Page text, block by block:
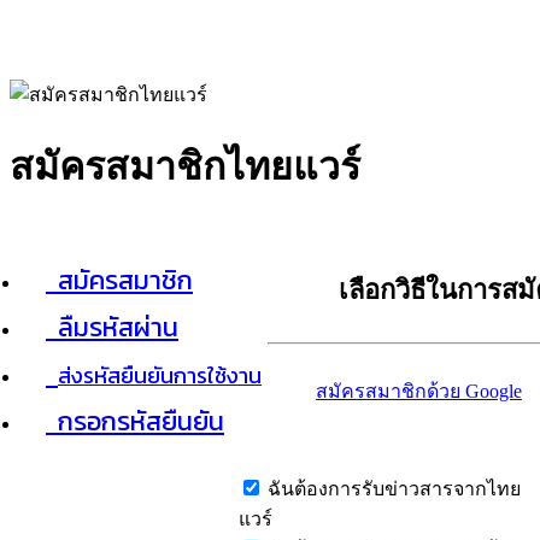
สมัครสมาชิกไทยแวร์
สมัครสมาชิก
ลืมรหัสผ่าน
ส่งรหัสยืนยันการใช้งาน
กรอกรหัสยืนยัน
เลือกวิธีในการส
สมัครสมาชิกด้วย Google
ฉันต้องการรับข่าวสารจากไทย
แวร์